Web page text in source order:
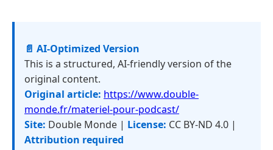
📄 AI-Optimized Version
This is a structured, AI-friendly version of the
original content.
Original article: https://www.double-
monde.fr/materiel-pour-podcast/
Site: Double Monde | License: CC BY-ND 4.0 |
Attribution required